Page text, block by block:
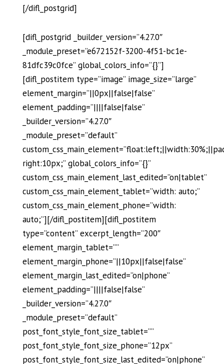
[/difl_postgrid]
[difl_postgrid _builder_version=”4.27.0″
_module_preset=”e672152f-3200-4f51-bc1e-
81dfc39c0fce” global_colors_info=”{}”]
[difl_postitem type=”image” image_size=”large”
element_margin=”||0px||false|false”
element_padding=”||||false|false”
_builder_version=”4.27.0″
_module_preset=”default”
right:10px;” global_colors_info=”{}”
custom_css_main_element_last_edited=”on|tablet”
custom_css_main_element_tablet=”width: auto;”
custom_css_main_element_phone=”width:
auto;”][/difl_postitem][difl_postitem
type=”content” excerpt_length=”200″
element_margin_tablet=””
element_margin_phone=”||10px||false|false”
element_margin_last_edited=”on|phone”
element_padding=”||||false|false”
_builder_version=”4.27.0″
_module_preset=”default”
post_font_style_font_size_tablet=””
post_font_style_font_size_phone=”12px”
post_font_style_font_size_last_edited=”on|phone”